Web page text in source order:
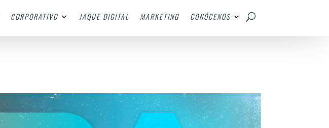
CORPORATIVO JAQUE DIGITAL MARKETING CONÓCENOS